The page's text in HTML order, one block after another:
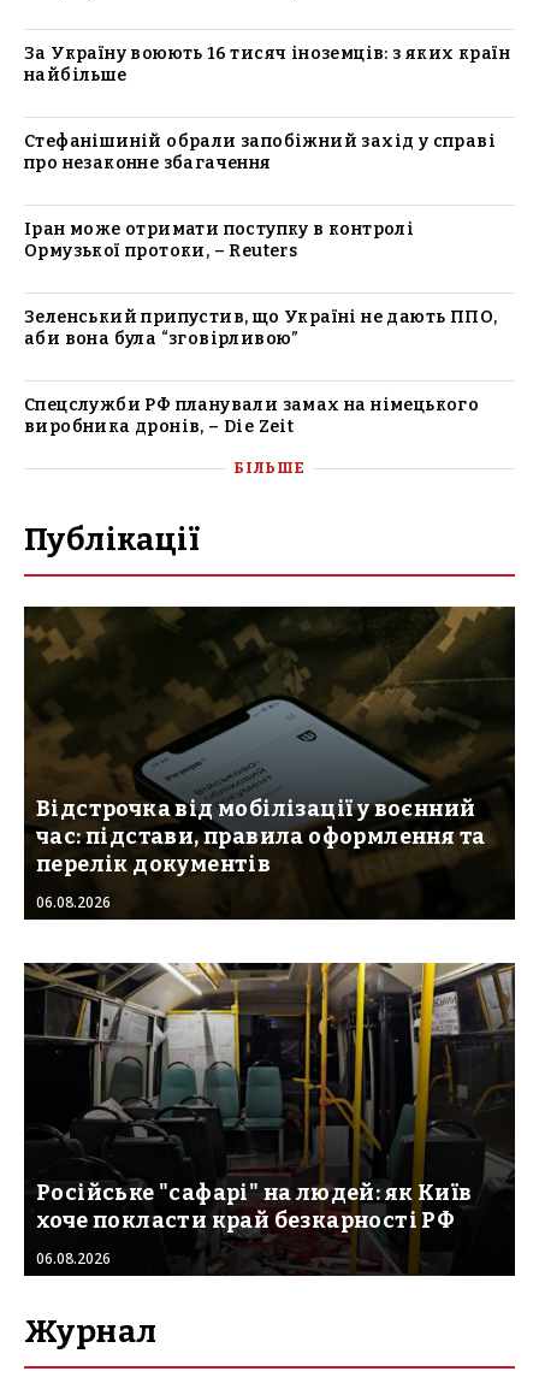
За Україну воюють 16 тисяч іноземців: з яких країн
найбільше
Стефанішиній обрали запобіжний захід у справі
про незаконне збагачення
Іран може отримати поступку в контролі
Ормузької протоки, – Reuters
Зеленський припустив, що Україні не дають ППО,
аби вона була “зговірливою”
Спецслужби РФ планували замах на німецького
виробника дронів, – Die Zeit
БІЛЬШЕ
Публікації
Відстрочка від мобілізації у воєнний
час: підстави, правила оформлення та
перелік документів
06.08.2026
Російське "сафарі" на людей: як Київ
хоче покласти край безкарності РФ
06.08.2026
Журнал